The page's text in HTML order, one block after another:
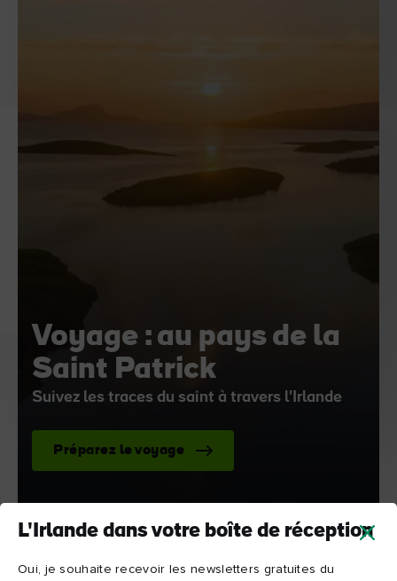
L'Irlande dans votre boîte de réception
Oui, je souhaite recevoir les newsletters gratuites du
Voyage : au pays de la
Saint Patrick
Suivez les traces du saint à travers l'Irlande
Préparez le voyage